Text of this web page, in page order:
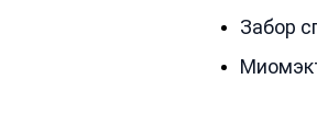
Забор